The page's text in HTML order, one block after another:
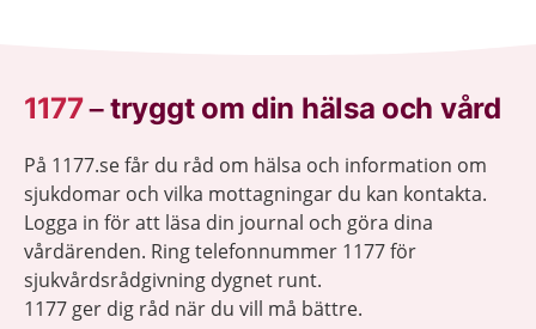
1177–tryggt om din hälsa och vård
På 1177.se får du råd om hälsa och information om
sjukdomar och vilka mottagningar du kan kontakta.
Logga in för att läsa din journal och göra dina
vårdärenden. Ring telefonnummer 1177 för
sjukvårdsrådgivning dygnet runt.
1177 ger dig råd när du vill må bättre.